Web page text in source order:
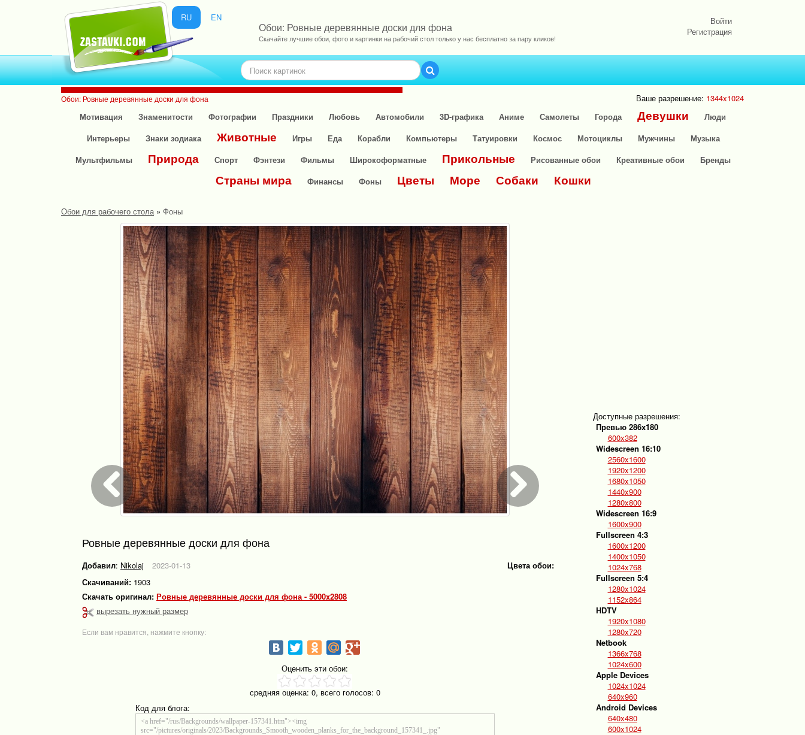
RU EN
Обои: Ровные деревянные доски для фона
Скачайте лучшие обои, фото и картинки на рабочий стол только у нас бесплатно за пару кликов!
Войти
Регистрация
Обои: Ровные деревянные доски для фона Ваше разрешение: 1344x1024
Мотивация
Знаменитости Фотографии Праздники Любовь Автомобили 3D-графика Аниме Самолеты Города Девушки
Люди
Интерьеры
Знаки зодиака Животные Игры Еда Корабли Компьютеры Татуировки Космос Мотоциклы Мужчины
Музыка
Мультфильмы
Природа Спорт Фэнтези Фильмы Широкоформатные Прикольные Рисованные обои Креативные обои Бренды
Страны мира Финансы Фоны Цветы Море Собаки Кошки
Обои для рабочего стола» Фоны
Ровные деревянные доски для фона
Добавил: Nikolaj
2023-01-13
Скачиваний: 1903
Скачать оригинал:
Ровные деревянные доски для фона - 5000x2808
вырезать нужный размер
Цвета обои:
Если вам нравится, нажмите кнопку:
Оценить эти обои:
средняя оценка: 0, всего голосов: 0
Код для блога:
Доступные разрешения:
Превью 286x180
600x382
Widescreen 16:10
2560x1600
1920x1200
1680x1050
1440x900
1280x800
Widescreen 16:9
1600x900
Fullscreen 4:3
1600x1200
1400x1050
1024x768
Fullscreen 5:4
1280x1024
1152x864
HDTV
1920x1080
1280x720
Netbook
1366x768
1024x600
Apple Devices
1024x1024
640x960
Android Devices
640x480
600x1024